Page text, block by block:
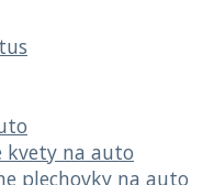
kvety na auto
plechovky na auto